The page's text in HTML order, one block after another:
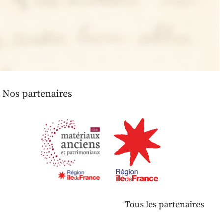
Nos partenaires
Tous les partenaires